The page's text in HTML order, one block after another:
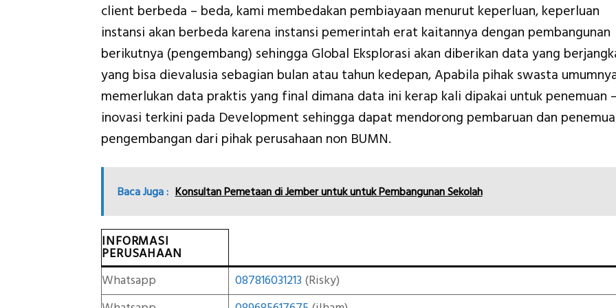
client berbeda – beda, kami membedakan pembiayaan menurut keperluan, keperluan
instansi akan berbeda karena instansi pemerintah erat kaitannya dengan pembangunan
berikutnya (pengembang) sehingga Global Eksplorasi akan diberikan data yang
yang bisa dievalusia sebagian bulan atau tahun kedepan, Apabila pihak swasta
memerlukan data praktis yang final dimana data ini kerap kali dipakai untuk penemuan –
inovasi terkini pada Development sehingga dapat mendorong pembaruan dan
pengembangan dari pihak perusahaan non BUMN.
Baca Juga : Konsultan Pemetaan di Jember untuk untuk Pembangunan Sekolah
INFORMASI
PERUSAHAAN
Whatsapp
087816031213 (Risky)